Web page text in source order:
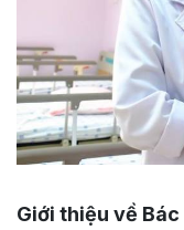
Giới thiệu về